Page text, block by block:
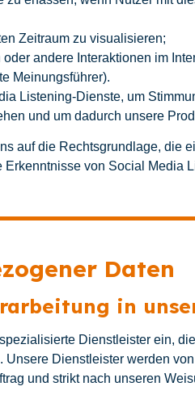
Zeitraum zu visualisieren;
andere Interaktionen im
Meinungsführer).
Listening-Dienste, um
und um dadurch unsere
auf die Rechtsgrundlage, die
von Social Media
Daten
in
Dienstleister ein,
Dienstleister werden
und strikt nach unseren